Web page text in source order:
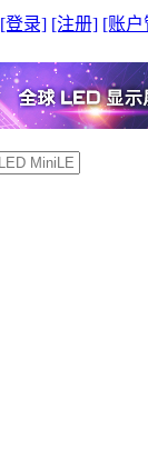
[登录] [注册] [账户